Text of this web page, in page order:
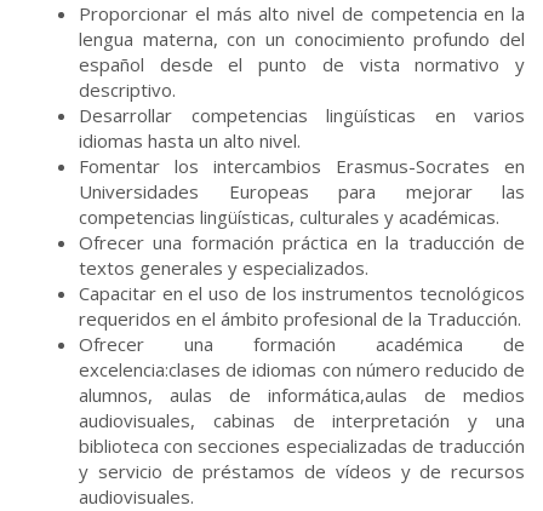
Proporcionar el más alto nivel de competencia en la
lengua materna, con un conocimiento profundo del
español desde el punto de vista normativo y
descriptivo.
Desarrollar competencias lingüísticas en varios
idiomas hasta un alto nivel.
Fomentar los intercambios Erasmus-Socrates en
Universidades Europeas para mejorar las
competencias lingüísticas, culturales y académicas.
Ofrecer una formación práctica en la traducción de
textos generales y especializados.
Capacitar en el uso de los instrumentos tecnológicos
requeridos en el ámbito profesional de la Traducción.
Ofrecer una formación académica de
excelencia:clases de idiomas con número reducido de
alumnos, aulas de informática,aulas de medios
audiovisuales, cabinas de interpretación y una
biblioteca con secciones especializadas de traducción
y servicio de préstamos de vídeos y de recursos
audiovisuales.